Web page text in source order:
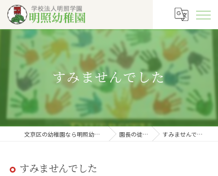
すみませんでした
文京区の幼稚園なら明照幼稚園 園長の徒然 すみませんでした
すみませんでした